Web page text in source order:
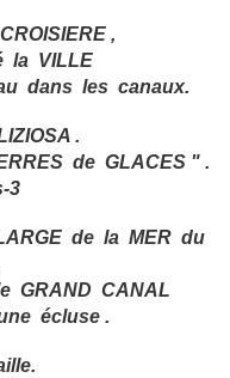
,
la VILLE
dans les canaux.
.
de GLACES " .
de la MER du
GRAND CANAL
écluse .